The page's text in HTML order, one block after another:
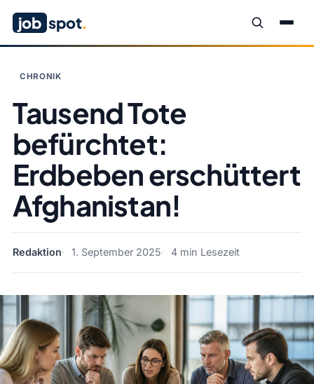
job spot.
CHRONIK
Tausend Tote
befürchtet:
Erdbeben erschüttert
Afghanistan!
Redaktion 1. September 2025 4 min Lesezeit